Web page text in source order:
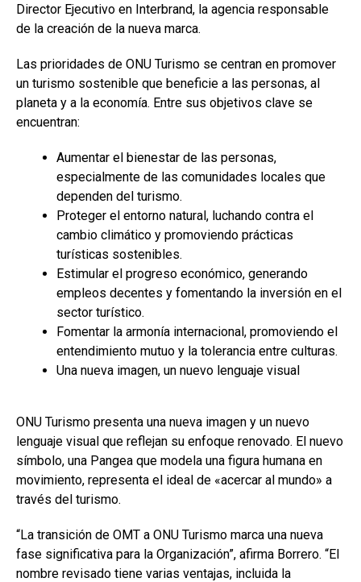
Director Ejecutivo en Interbrand, la agencia responsable
de la creación de la nueva marca.
Las prioridades de ONU Turismo se centran en promover
un turismo sostenible que beneficie a las personas, al
planeta y a la economía. Entre sus objetivos clave se
encuentran:
Aumentar el bienestar de las personas,
especialmente de las comunidades locales que
dependen del turismo.
Proteger el entorno natural, luchando contra el
cambio climático y promoviendo prácticas
turísticas sostenibles.
Estimular el progreso económico, generando
empleos decentes y fomentando la inversión en el
sector turístico.
Fomentar la armonía internacional, promoviendo el
entendimiento mutuo y la tolerancia entre culturas.
Una nueva imagen, un nuevo lenguaje visual
ONU Turismo presenta una nueva imagen y un nuevo
lenguaje visual que reflejan su enfoque renovado. El nuevo
símbolo, una Pangea que modela una figura humana en
movimiento, representa el ideal de «acercar al mundo» a
través del turismo.
“La transición de OMT a ONU Turismo marca una nueva
fase significativa para la Organización”, afirma Borrero. “El
nombre revisado tiene varias ventajas, incluida la